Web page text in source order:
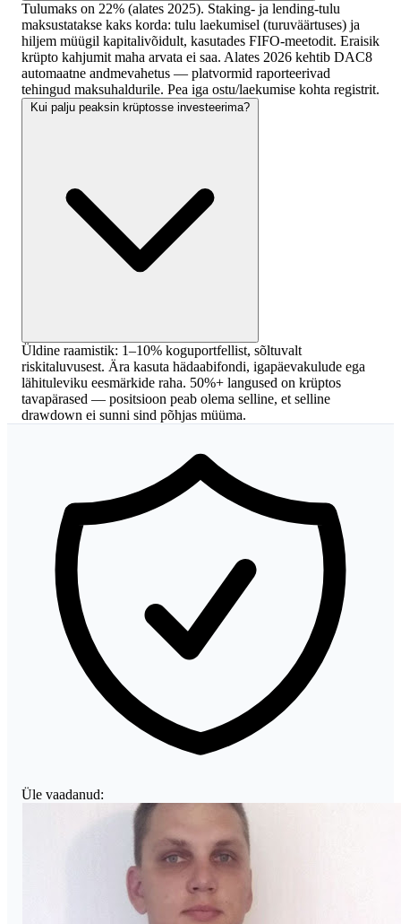
Tulumaks on 22% (alates 2025). Staking- ja lending-tulu
maksustatakse kaks korda: tulu laekumisel (turuväärtuses) ja
hiljem müügil kapitalivõidult, kasutades FIFO-meetodit. Eraisik
krüpto kahjumit maha arvata ei saa. Alates 2026 kehtib DAC8
automaatne andmevahetus — platvormid raporteerivad
tehingud maksuhaldurile. Pea iga ostu/laekumise kohta registrit.
Kui palju peaksin krüptosse investeerima?
Üldine raamistik: 1–10% koguportfellist, sõltuvalt
riskitaluvusest. Ära kasuta hädaabifondi, igapäevakulude ega
lähituleviku eesmärkide raha. 50%+ langused on krüptos
tavapärased — positsioon peab olema selline, et selline
drawdown ei sunni sind põhjas müüma.
Üle vaadanud: